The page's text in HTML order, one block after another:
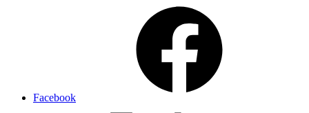
Facebook